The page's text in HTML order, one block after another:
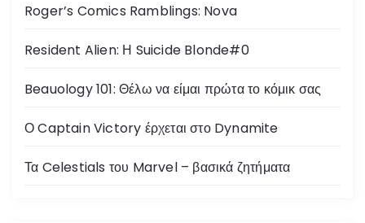
Roger’s Comics Ramblings: Nova
Resident Alien: Η Suicide Blonde#0
Beauology 101: Θέλω να είμαι πρώτα το κόμικ σας
Ο Captain Victory έρχεται στο Dynamite
Τα Celestials του Marvel – βασικά ζητήματα